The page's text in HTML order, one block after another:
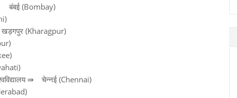
बंबई (Bombay)
खड़गपुर (Kharagpur)
⇛
चेन्नई (Chennai)